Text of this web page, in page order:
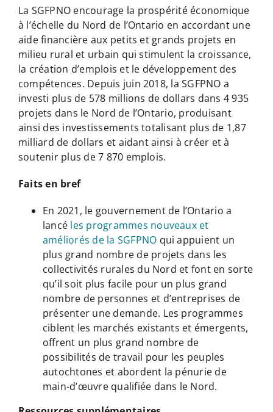
La SGFPNO encourage la prospérité économique
à l’échelle du Nord de l’Ontario en accordant une
aide financière aux petits et grands projets en
milieu rural et urbain qui stimulent la croissance,
la création d’emplois et le développement des
compétences. Depuis juin 2018, la SGFPNO a
investi plus de 578 millions de dollars dans 4 935
projets dans le Nord de l’Ontario, produisant
ainsi des investissements totalisant plus de 1,87
milliard de dollars et aidant ainsi à créer et à
soutenir plus de 7 870 emplois.
Faits en bref
En 2021, le gouvernement de l’Ontario a
lancé les programmes nouveaux et
améliorés de la SGFPNO qui appuient un
plus grand nombre de projets dans les
collectivités rurales du Nord et font en sorte
qu’il soit plus facile pour un plus grand
nombre de personnes et d’entreprises de
présenter une demande. Les programmes
ciblent les marchés existants et émergents,
offrent un plus grand nombre de
possibilités de travail pour les peuples
autochtones et abordent la pénurie de
main-d’œuvre qualifiée dans le Nord.